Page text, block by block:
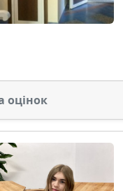
оцінок